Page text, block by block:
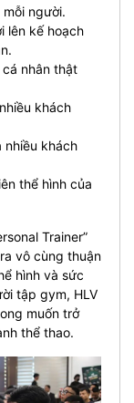
người.
lên kế hoạch
nhân thật
khách
nhiều khách
thể hình của
Trainer”
vô cùng thuận
hình và sức
tập gym, HLV
muốn trở
thể thao.